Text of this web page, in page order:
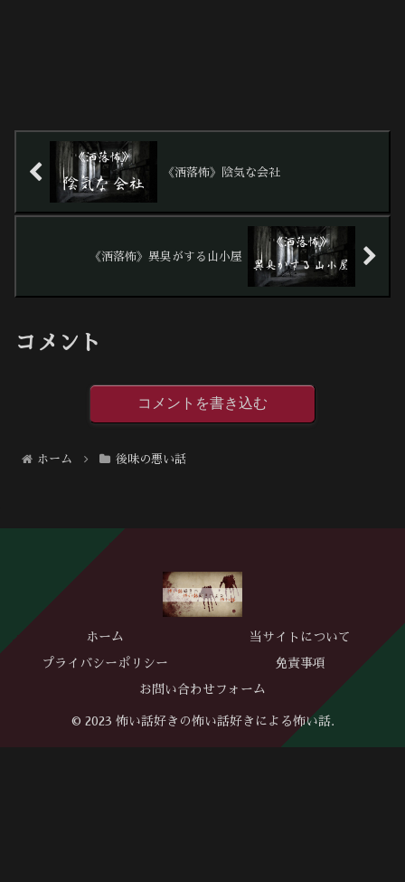
《洒落怖》陰気な会社
《洒落怖》異臭がする山小屋
コメント
コメントを書き込む
ホーム 後味の悪い話
ホーム 当サイトについて
プライバシーポリシー 免責事項
お問い合わせフォーム
© 2023 怖い話好きの怖い話好きによる怖い話.